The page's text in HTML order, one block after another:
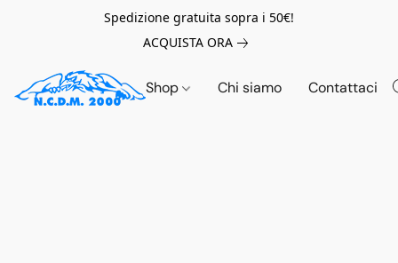
Spedizione gratuita sopra i 50€!
ACQUISTA ORA
Shop Chi siamo Contattaci